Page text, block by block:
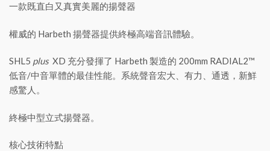
一款既直白又真實美麗的揚聲器
權威的 Harbeth 揚聲器提供終極高端音訊體驗。
SHL5 plus XD 充分發揮了 Harbeth 製造的 200mm RADIAL2™
低音/中音單體的最佳性能。系統聲音宏大、有力、通透，新鮮
感驚人。
終極中型立式揚聲器。
核心技術特點